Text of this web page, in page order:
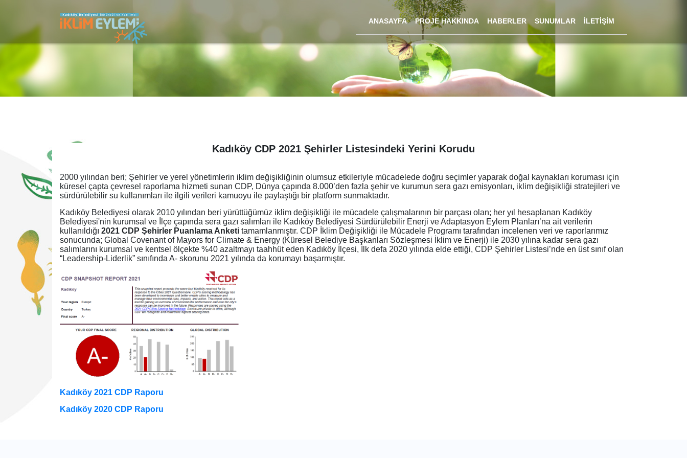
ANASAYFA PROJE HAKKINDA HABERLER SUNUMLAR İLETİŞİM
Kadıköy CDP 2021 Şehirler Listesindeki Yerini Korudu
2000 yılından beri; Şehirler ve yerel yönetimlerin iklim değişikliğinin olumsuz etkileriyle mücadelede doğru seçimler yaparak doğal kaynakları koruması için
küresel çapta çevresel raporlama hizmeti sunan CDP, Dünya çapında 8.000’den fazla şehir ve kurumun sera gazı emisyonları, iklim değişikliği stratejileri ve
sürdürülebilir su kullanımları ile ilgili verileri kamuoyu ile paylaştığı bir platform sunmaktadır.
Kadıköy Belediyesi olarak 2010 yılından beri yürüttüğümüz iklim değişikliği ile mücadele çalışmalarının bir parçası olan; her yıl hesaplanan Kadıköy
Belediyesi'nin kurumsal ve İlçe çapında sera gazı salımları ile Kadıköy Belediyesi Sürdürülebilir Enerji ve Adaptasyon Eylem Planları’na ait verilerin
kullanıldığı 2021 CDP Şehirler Puanlama Anketi tamamlanmıştır. CDP İklim Değişikliği ile Mücadele Programı tarafından incelenen veri ve raporlarımız
sonucunda; Global Covenant of Mayors for Climate & Energy (Küresel Belediye Başkanları Sözleşmesi İklim ve Enerji) ile 2030 yılına kadar sera gazı
salımlarını kurumsal ve kentsel ölçekte %40 azaltmayı taahhüt eden Kadıköy İlçesi, İlk defa 2020 yılında elde ettiği, CDP Şehirler Listesi’nde en üst sınıf olan
“Leadership-Liderlik” sınıfında A- skorunu 2021 yılında da korumayı başarmıştır.
Kadıköy 2021 CDP Raporu
Kadıköy 2020 CDP Raporu